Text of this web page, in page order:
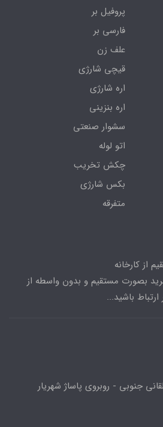
پروفیل بر
فارسی بر
علف زن
قیچی شارژی
اره شارژی
اره بنزینی
سشوار صنعتی
اتو لوله
چکش تخریب
بکس شارژی
متفرقه
از کارخانه
بصورت مستقیم و بدون واسطه از
ارتباط باشید...
جنوبی - روبروی پاساژ شهریار